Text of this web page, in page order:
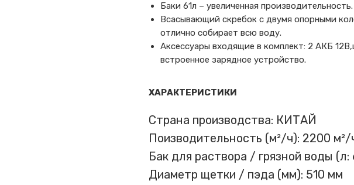
Баки 61л – увеличенная производительность.
Всасывающий скребок с двумя опорными
отлично собирает всю воду.
Аксессуары входящие в комплект: 2 АКБ
встроенное зарядное устройство.
ХАРАКТЕРИСТИКИ
Страна производства: КИТАЙ
Поизводительность (м²/ч): 2200 м²/
Бак для раствора / грязной воды (л:
Диаметр щетки / пэда (мм): 510 мм